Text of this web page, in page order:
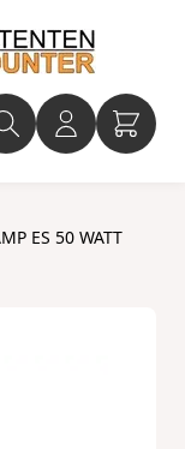
ES 50 WATT